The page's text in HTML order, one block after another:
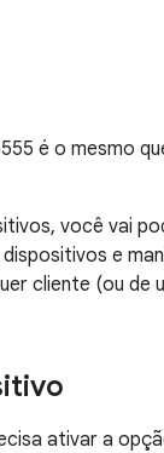
é o mesmo
você vai
e
cliente (ou de
ativar a